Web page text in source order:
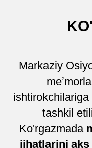
Markaziy
ishtirokchilariga
tashkil
Ko'rgazmada
jihatlarini